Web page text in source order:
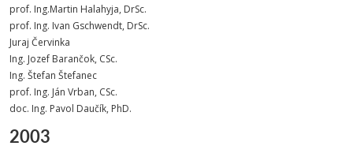
prof. Ing.Martin Halahyja, DrSc.
prof. Ing. Ivan Gschwendt, DrSc.
Juraj Červinka
Ing. Jozef Barančok, CSc.
Ing. Štefan Štefanec
prof. Ing. Ján Vrban, CSc.
doc. Ing. Pavol Daučík, PhD.
2003